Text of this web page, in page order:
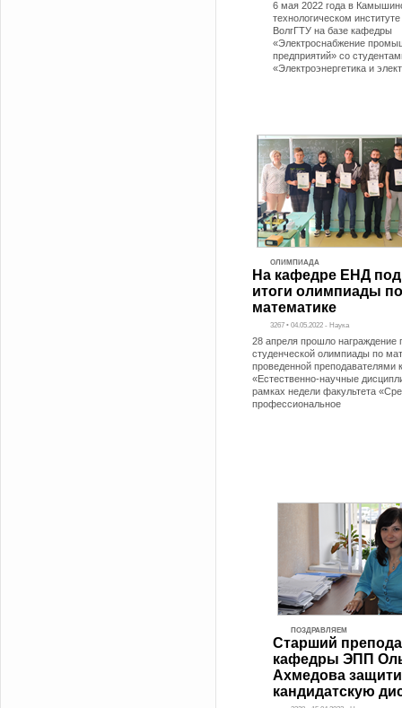
6 мая 2022 года в
технологическом
ВолгГТУ на базе кафедры
«Электроснабжение
предприятий» со
«Электроэнергетика и
ОЛИМПИАДА
На кафедре ЕНД
итоги олимпиады по
математике
3267 • 04.05.2022 - Наука
28 апреля прошло награждение
студенческой олимпиады по
проведенной преподавателями
«Естественно-научные
рамках недели факультета
профессиональное
ПОЗДРАВЛЯЕМ
Старший
кафедры ЭПП
Ахмедова
кандидатскую